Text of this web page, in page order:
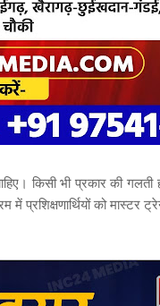
किसी भी प्रकार की गलती
प्रशिक्षणार्थियों को मास्टर